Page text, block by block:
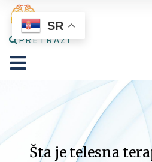
PRETRAŽI
Šta je telesna
SR